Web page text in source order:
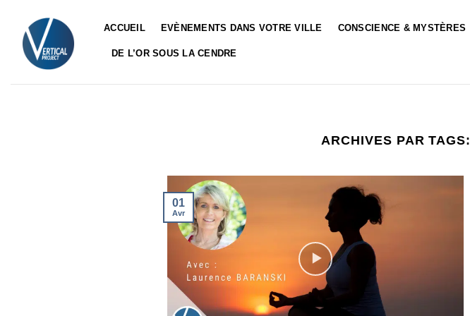
contenu
ACCUEIL EVÈNEMENTS DANS VOTRE VILLE CONSCIENCE & MYSTÈRES
DE L’OR SOUS LA CENDRE
ARCHIVES PAR TAGS:
01
Avr